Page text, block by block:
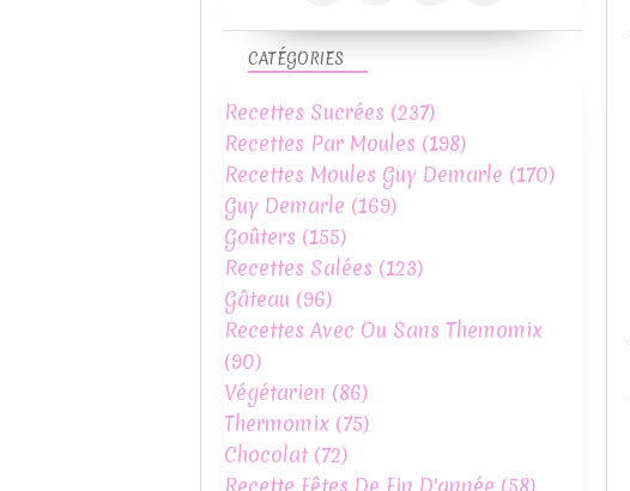
CATÉGORIES
Recettes Sucrées (237)
Recettes Par Moules (198)
Recettes Moules Guy Demarle (170)
Guy Demarle (169)
Goûters (155)
Recettes Salées (123)
Gâteau (96)
Recettes Avec Ou Sans Themomix
(90)
Végétarien (86)
Thermomix (75)
Chocolat(72)